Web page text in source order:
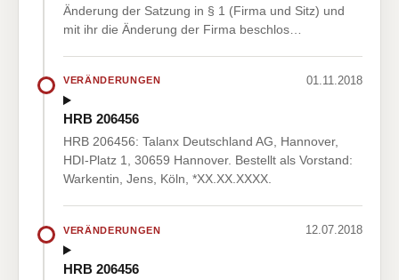
Änderung der Satzung in § 1 (Firma und Sitz) und
mit ihr die Änderung der Firma beschlos…
VERÄNDERUNGEN 01.11.2018
HRB 206456
HRB 206456: Talanx Deutschland AG, Hannover,
HDI-Platz 1, 30659 Hannover. Bestellt als Vorstand:
Warkentin, Jens, Köln, *XX.XX.XXXX.
VERÄNDERUNGEN 12.07.2018
HRB 206456